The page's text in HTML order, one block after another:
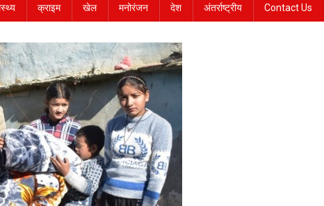
क्राइम खेल मनोरंजन देश अंतर्राष्ट्रीय Contact Us